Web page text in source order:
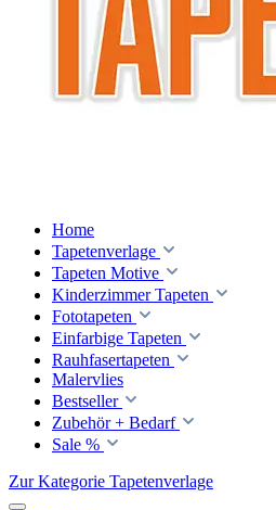
Home
Tapetenverlage
Tapeten Motive
Kinderzimmer Tapeten
Fototapeten
Einfarbige Tapeten
Rauhfasertapeten
Malervlies
Bestseller
Zubehör + Bedarf
Sale %
Zur Kategorie Tapetenverlage